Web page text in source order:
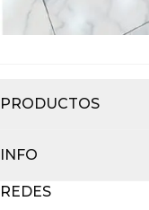
PRODUCTOS
INFO
REDES